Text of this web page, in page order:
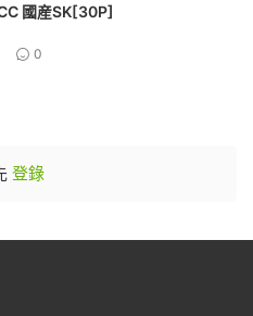
國産SK[30P]
0
登錄